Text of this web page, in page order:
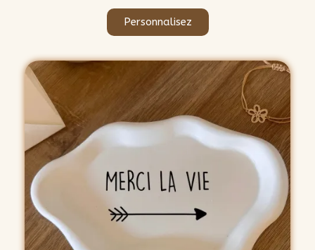
Personnalisez